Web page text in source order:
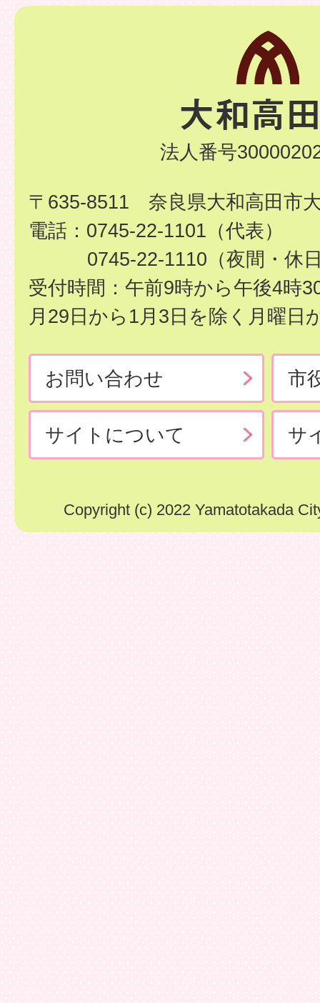
法人番号
〒635-8511 奈良県大和高田市
電話：0745-22-1101（代表）
0745-22-1110（夜間・休
受付時間：午前9時から午後4時
月29日から1月3日を除く月曜日
お問い合わせ 市
サイトについて サ
Copyright (c) 2022 Yamatotakada